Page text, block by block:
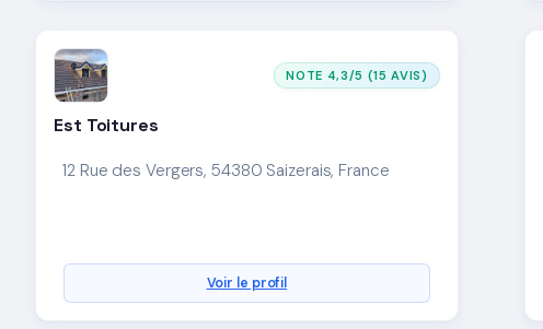
NOTE 4,3/5 (15 AVIS)
Est Toitures
12 Rue des Vergers, 54380 Saizerais, France
Voir le profil